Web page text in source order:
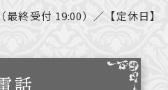
最終受付 19:00）／【定休日】